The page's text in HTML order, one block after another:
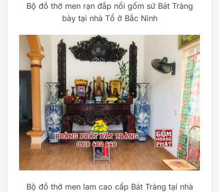
Bộ đồ thờ men rạn đắp nổi gốm sứ Bát Tràng
bày tại nhà Tổ ở Bắc Ninh
Bộ đồ thờ men lam cao cấp Bát Tràng tại nhà